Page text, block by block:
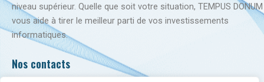
niveau supérieur. Quelle que soit votre situation, TEMPUS DONUM
vous aide à tirer le meilleur parti de vos investissements
informatiques.
Nos contacts